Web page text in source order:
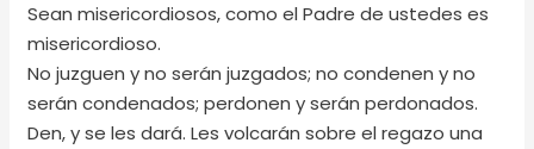
Sean misericordiosos, como el Padre de ustedes es
misericordioso.
No juzguen y no serán juzgados; no condenen y no
serán condenados; perdonen y serán perdonados.
Den, y se les dará. Les volcarán sobre el regazo una